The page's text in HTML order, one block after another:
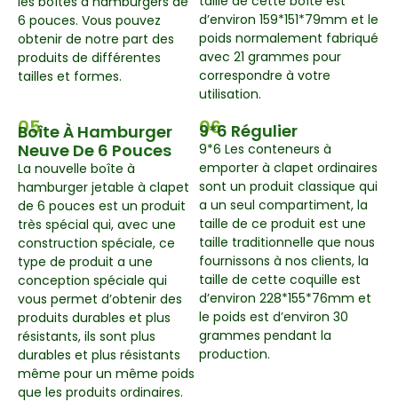
6 pouces. Vous pouvez
obtenir de notre part des
produits de différentes
tailles et formes.
d’environ 159*151*79mm et le
poids normalement fabriqué
avec 21 grammes pour
correspondre à votre
utilisation.
05
Boîte À Hamburger
Neuve De 6 Pouces
La nouvelle boîte à
hamburger jetable à clapet
de 6 pouces est un produit
très spécial qui, avec une
construction spéciale, ce
type de produit a une
conception spéciale qui
vous permet d’obtenir des
produits durables et plus
résistants, ils sont plus
durables et plus résistants
même pour un même poids
que les produits ordinaires.
06
9*6 Régulier
9*6 Les conteneurs à
emporter à clapet ordinaires
sont un produit classique qui
a un seul compartiment, la
taille de ce produit est une
taille traditionnelle que nous
fournissons à nos clients, la
taille de cette coquille est
d’environ 228*155*76mm et
le poids est d’environ 30
grammes pendant la
production.